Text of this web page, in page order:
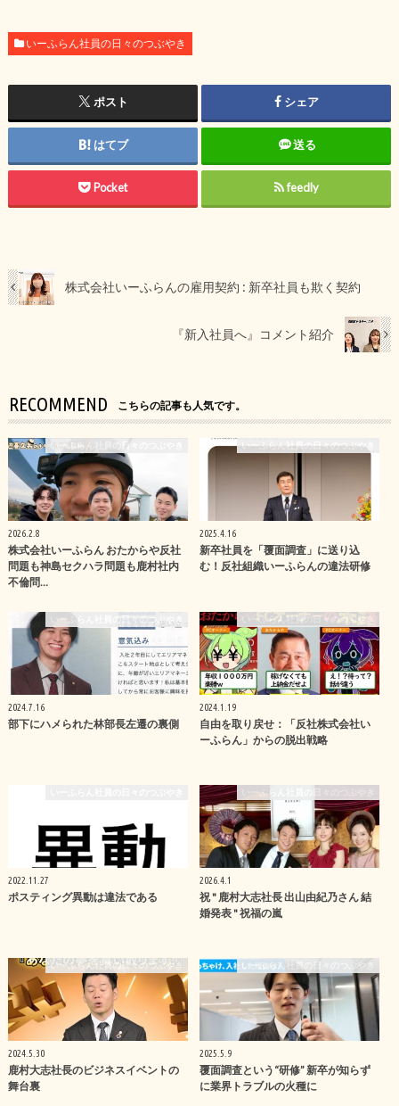
いーふらん社員の日々のつぶやき
ポスト シェア
はてブ 送る
Pocket feedly
株式会社いーふらんの雇用契約 : 新卒社員も欺く契約
『新入社員へ』コメント紹介
RECOMMEND こちらの記事も人気です。
いーふらん社員の日々のつぶやき
2026.2.8
株式会社いーふらん おたからや反社
問題も神島セクハラ問題も鹿村社内
不倫問…
いーふらん社員の日々のつぶやき
2025.4.16
新卒社員を「覆面調査」に送り込
む！反社組織いーふらんの違法研修
いーふらん社員の日々のつぶやき
2024.7.16
部下にハメられた林部長左遷の裏側
いーふらん社員の日々のつぶやき
2024.1.19
自由を取り戻せ：「反社株式会社い
ーふらん」からの脱出戦略
2022.11.27
ポスティング異動は違法である
いーふらん社員の日々のつぶやき
2026.4.1
祝 " 鹿村大志社長 出山由紀乃さん 結
婚発表 " 祝福の嵐
いーふらん社員の日々のつぶやき
2024.5.30
鹿村大志社長のビジネスイベントの
舞台裏
いーふらん社員の日々のつぶやき
2025.5.9
覆面調査という“研修” 新卒が知らず
に業界トラブルの火種に